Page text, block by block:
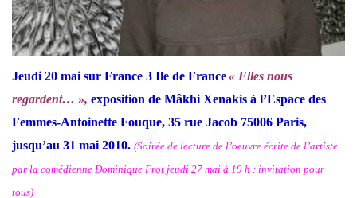
Jeudi 20 mai sur France 3 Ile de France« Elles nous
regardent… », exposition de Mâkhi Xenakis à l’Espace des
Femmes-Antoinette Fouque, 35 rue Jacob 75006 Paris,
jusqu’au 31 mai 2010. (Soirée de lecture de l’oeuvre écrite de l’artiste
par la comédienne Dominique Frot jeudi 27 mai à 19 h : invitation pour
tous)